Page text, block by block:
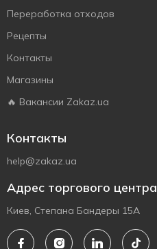
Переработка отходов
Рецепты
Контакты
Магазины
🔥 Вакансии Zakaz.ua
Контакты
help@zakaz.ua
Адрес торгового центра
Киев, Степана Бандеры 15А